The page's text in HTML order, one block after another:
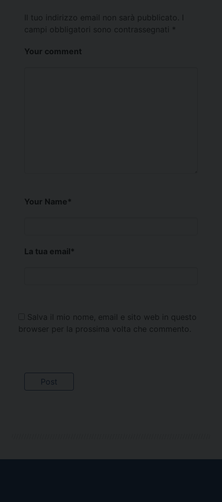
Il tuo indirizzo email non sarà pubblicato.
campi obbligatori sono contrassegnati *
Your comment
Your Name*
La tua email*
Salva il mio nome, email e sito web in questo
browser per la prossima volta che commento.